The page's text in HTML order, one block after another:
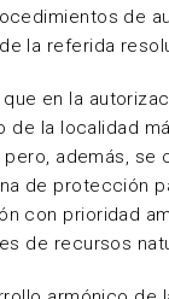
de
la referida
en la
la localidad
además, se
de protección
con prioridad
de recursos